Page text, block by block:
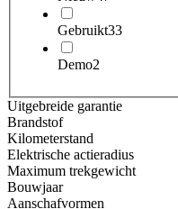
Gebruikt33
Demo2
Uitgebreide garantie
Brandstof
Kilometerstand
Elektrische actieradius
Maximum trekgewicht
Bouwjaar
Aanschafvormen